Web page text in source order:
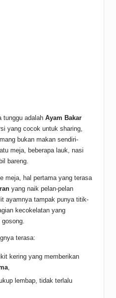
tunggu adalah Ayam Bakar
yang cocok untuk sharing,
bukan makan sendiri-
meja, beberapa lauk, nasi
bareng.
meja, hal pertama yang terasa
yang naik pelan-pelan
ayamnya tampak punya titik-
kecokelatan yang
terasa:
kering yang memberikan
,
lembap, tidak terlalu